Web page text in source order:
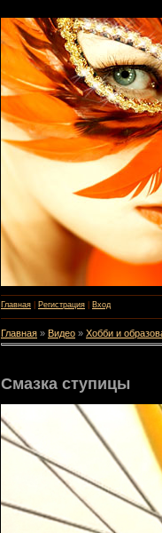
Главная Регистрация Вход
Главная » Видео » Хобби и
Смазка ступицы